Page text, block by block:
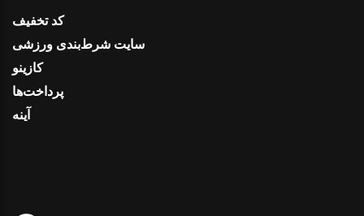
کد تخفیف
سایت شرط‌بندی ورزشی
کازینو
پرداخت‌ها
آینه